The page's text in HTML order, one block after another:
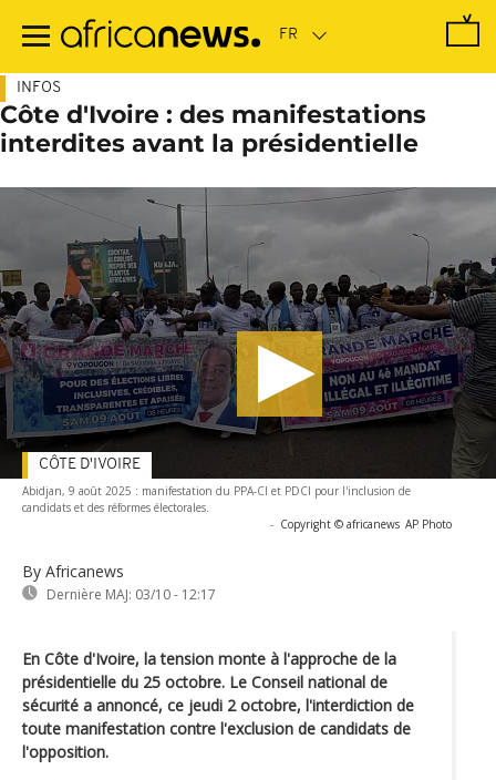
contenu
INFOS
Côte d'Ivoire : des manifestations
interdites avant la présidentielle
Abidjan, 9 août 2025 : manifestation du PPA-CI et PDCI pour l'inclusion de
candidats et des réformes électorales.
- Copyright © africanews AP Photo
By Africanews
Dernière MAJ: 03/10 - 12:17
CÔTE D'IVOIRE
En Côte d'Ivoire, la tension monte à l'approche de la
présidentielle du 25 octobre. Le Conseil national de
sécurité a annoncé, ce jeudi 2 octobre, l'interdiction de
toute manifestation contre l'exclusion de candidats de
l'opposition.